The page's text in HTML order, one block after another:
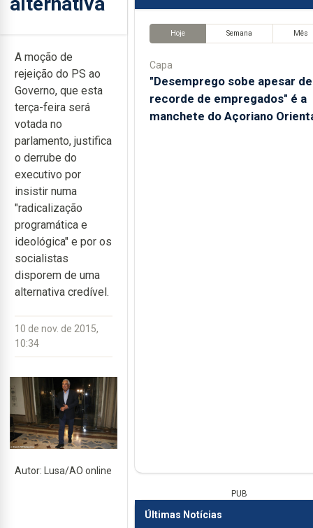
A moção de
rejeição do PS ao
Governo, que esta
terça-feira será
votada no
parlamento, justifica
o derrube do
executivo por
insistir numa
"radicalização
programática e
ideológica" e por os
socialistas
disporem de uma
alternativa credível.
10 de nov. de 2015,
10:34
Autor: Lusa/AO online
Hoje Semana Mês
Capa
"Desemprego sobe apesar de
recorde de empregados" é a
manchete do Açoriano
PUB
Últimas Notícias